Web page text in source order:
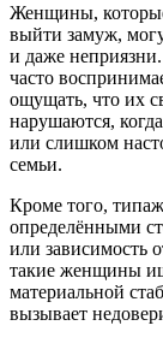
Женщины,
выйти замуж,
и даже неприязни.
часто
ощущать, что их
нарушаются,
или слишком
семьи.
Кроме того,
определёнными
или зависимость
такие женщины
материальной
вызывает